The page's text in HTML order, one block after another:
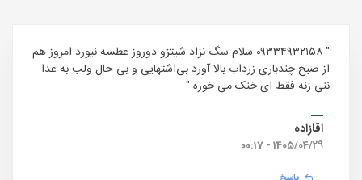
" ۰۹۳۳۴۹۳۲۱۵۸ سلام سگ نزاد شیتزو دوروز عطسه نیورد امروز هم
از صبح چندباری زرداب بالا آورد بی‌اشتهایی و بی حال ولب به عدا
ننی زنه فقط ای خنک می خوره "
اقازاده
1405/04/29 - 00:17